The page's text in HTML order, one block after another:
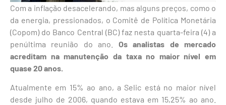
Com a inflação desacelerando, mas alguns preços, como o
da energia, pressionados, o Comitê de Política Monetária
(Copom) do Banco Central (BC) faz nesta quarta-feira (4) a
penúltima reunião do ano. Os analistas de mercado
acreditam na manutenção da taxa no maior nível em
quase 20 anos.
Atualmente em 15% ao ano, a Selic está no maior nível
desde julho de 2006, quando estava em 15,25% ao ano.